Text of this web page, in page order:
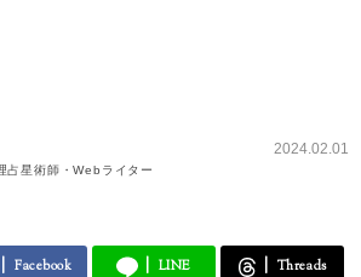
占星術師・Webライター
2024.02.01
Facebook LINE Threads